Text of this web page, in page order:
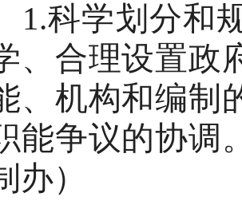
1.科学划分和
、合理设置政
、机构和编制
能争议的协调
办）